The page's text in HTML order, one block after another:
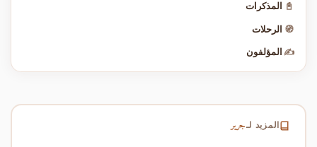
📓 المذكرات
🧭 الرحلات
✍️ المؤلفون
المزيد لـجرير